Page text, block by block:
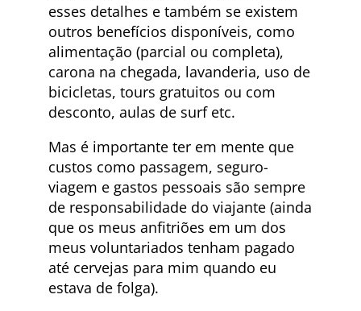
esses detalhes e também se existem
outros benefícios disponíveis, como
alimentação (parcial ou completa),
carona na chegada, lavanderia, uso de
bicicletas, tours gratuitos ou com
desconto, aulas de surf etc.
Mas é importante ter em mente que
custos como passagem, seguro-
viagem e gastos pessoais são sempre
de responsabilidade do viajante (ainda
que os meus anfitriões em um dos
meus voluntariados tenham pagado
até cervejas para mim quando eu
estava de folga).